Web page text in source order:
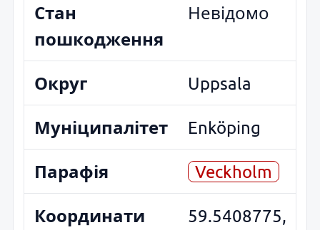
Стан
пошкодження
Невідомо
Округ Uppsala
Муніципалітет Enköping
Парафія Veckholm
Координати
59.5408775,